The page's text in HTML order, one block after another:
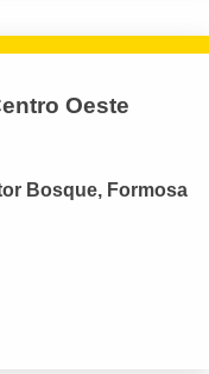
Oeste
Bosque, Formosa